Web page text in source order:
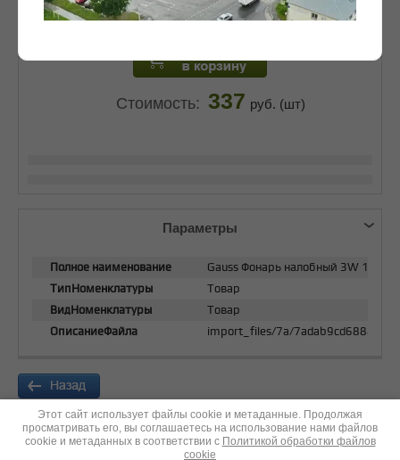
Рейтинг: (0 голосов)
Стоимость: 337 руб. (шт)
Параметры
Полное наименование
Gauss Фонарь налобный 3W
ТипНоменклатуры
Товар
ВидНоменклатуры
Товар
ОписаниеФайла
import_files/7a/
Copyright © 2013 - 2026
Этот сайт использует файлы cookie и метаданные. Продолжая
просматривать его, вы соглашаетесь на использование нами файлов
cookie и метаданных в соответствии с Политикой обработки файлов
cookie